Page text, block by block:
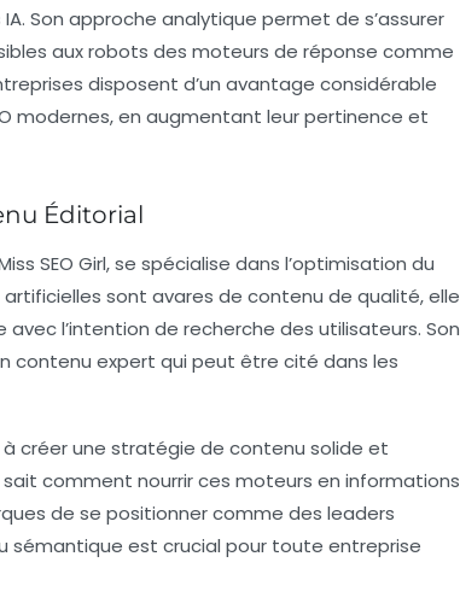
Son approche analytique permet de s’assurer
aux robots des moteurs de réponse comme
disposent d’un avantage considérable
modernes, en augmentant leur pertinence et
Éditorial
SEO Girl, se spécialise dans l’optimisation du
sont avares de contenu de qualité, elle
l’intention de recherche des utilisateurs. Son
contenu expert qui peut être cité dans les
créer une stratégie de contenu solide et
comment nourrir ces moteurs en informations
de se positionner comme des leaders
sémantique est crucial pour toute entreprise